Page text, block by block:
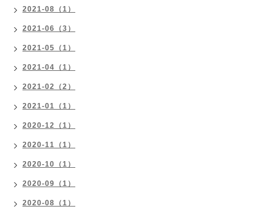
2021-08（1）
2021-06（3）
2021-05（1）
2021-04（1）
2021-02（2）
2021-01（1）
2020-12（1）
2020-11（1）
2020-10（1）
2020-09（1）
2020-08（1）